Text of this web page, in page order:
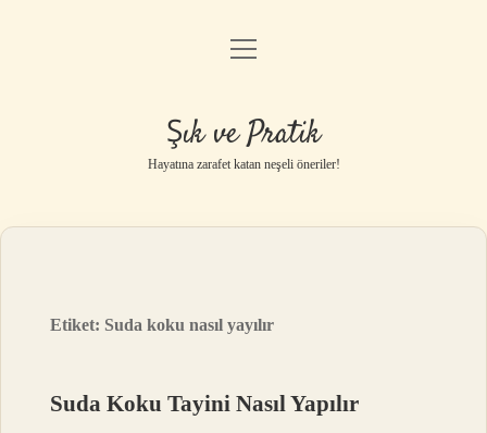
Anasayfa
Yasal Uyarı
menüyü
Şık ve Pratik
Hayatına zarafet katan neşeli öneriler!
Etiket: Suda koku nasıl yayılır
Suda Koku Tayini Nasıl Yapılır